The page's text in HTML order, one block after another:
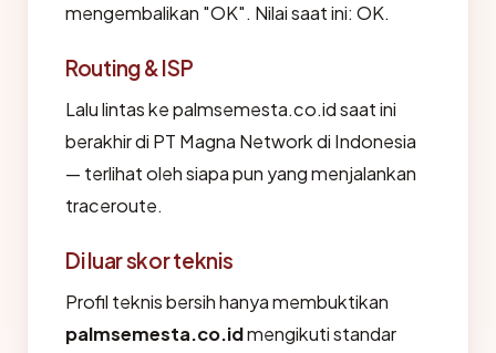
mengembalikan "OK". Nilai saat ini: OK.
Routing & ISP
Lalu lintas ke palmsemesta.co.id saat ini
berakhir di PT Magna Network di Indonesia
— terlihat oleh siapa pun yang menjalankan
traceroute.
Di luar skor teknis
Profil teknis bersih hanya membuktikan
palmsemesta.co.idmengikuti standar